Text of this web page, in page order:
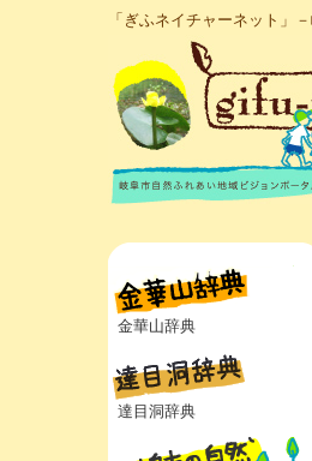
「ぎふネイチャーネット」
金華山辞典
達目洞辞典